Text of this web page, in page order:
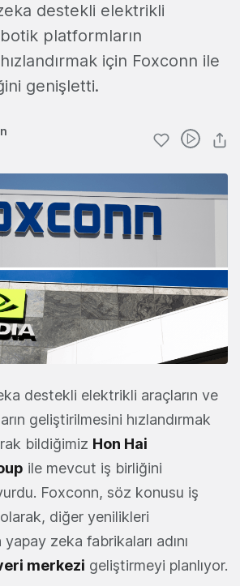
destekli elektrikli
platformların
için Foxconn ile
genişletti.
destekli elektrikli araçların ve
geliştirilmesini hızlandırmak
bildiğimiz Hon Hai
ile mevcut iş birliğini
Foxconn, söz konusu iş
diğer yenilikleri
zeka fabrikaları adını
merkezi geliştirmeyi planlıyor.